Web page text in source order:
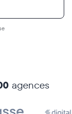
agences